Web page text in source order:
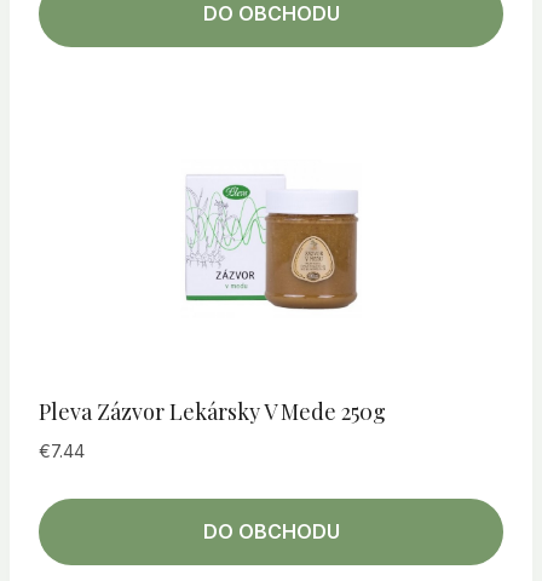
DO OBCHODU
Pleva Zázvor Lekársky V Mede 250g
€7.44
DO OBCHODU